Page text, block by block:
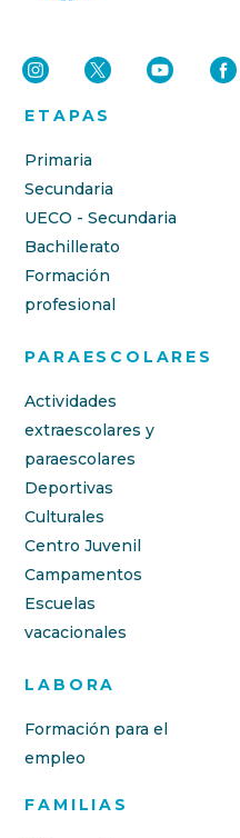
ETAPAS
Primaria
Secundaria
UECO - Secundaria
Bachillerato
Formación
profesional
PARAESCOLARES
Actividades
extraescolares y
paraescolares
Deportivas
Culturales
Centro Juvenil
Campamentos
Escuelas
vacacionales
LABORA
Formación para el
empleo
FAMILIAS